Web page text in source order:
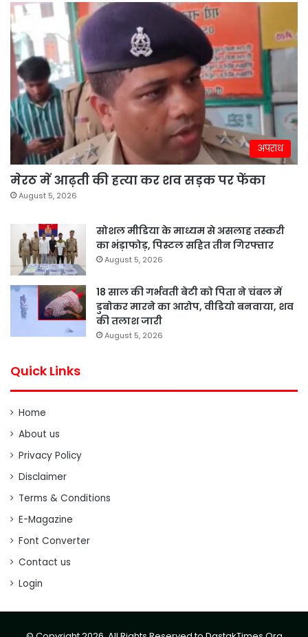
अपराध
मेरठ में आढ़ती की हत्या कर शव सड़क पर फेंका
August 5, 2026
सोशल मीडिया के माध्यम से असलाह तस्करी
का भंड़ाफोड़, पिस्टल सहित तीन गिरफ्तार
August 5, 2026
18 साल की गर्भवती बेटी को पिता ने चंबल में
डुबोकर मारने का आरोप, वीडियो बनवाया, शव
की तलाश जारी
August 5, 2026
Quick Links
Home
About us
Privacy Policy
Disclaimer
Terms & Conditions
E-Magazine
Font Converter
Contact us
Login